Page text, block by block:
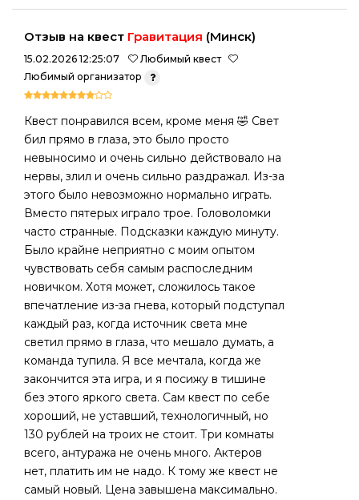
Отзыв на квест Гравитация (Минск)
15.02.2026 12:25:07
Любимый квест
Любимый организатор
Квест понравился всем, кроме меня 🤣 Свет
бил прямо в глаза, это было просто
невыносимо и очень сильно действовало на
нервы, злил и очень сильно раздражал. Из-за
этого было невозможно нормально играть.
Вместо пятерых играло трое. Головоломки
часто странные. Подсказки каждую минуту.
Было крайне неприятно с моим опытом
чувствовать себя самым распоследним
новичком. Хотя может, сложилось такое
впечатление из-за гнева, который подступал
каждый раз, когда источник света мне
светил прямо в глаза, что мешало думать, а
команда тупила. Я все мечтала, когда же
закончится эта игра, и я посижу в тишине
без этого яркого света. Сам квест по себе
хороший, не уставший, технологичный, но
130 рублей на троих не стоит. Три комнаты
всего, антуража не очень много. Актеров
нет, платить им не надо. К тому же квест не
самый новый. Цена завышена максимально.